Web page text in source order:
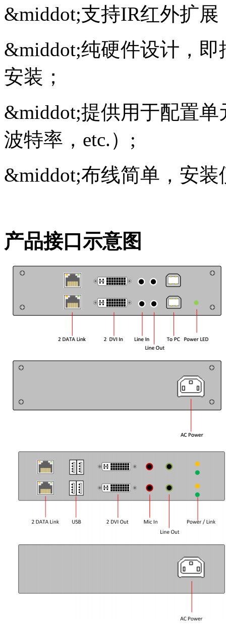
&middot;支持IR红外扩
&middot;纯硬件设计，
安装；
&middot;提供用于配置单
波特率，etc.）;
&middot;布线简单，安
产品接口示意图